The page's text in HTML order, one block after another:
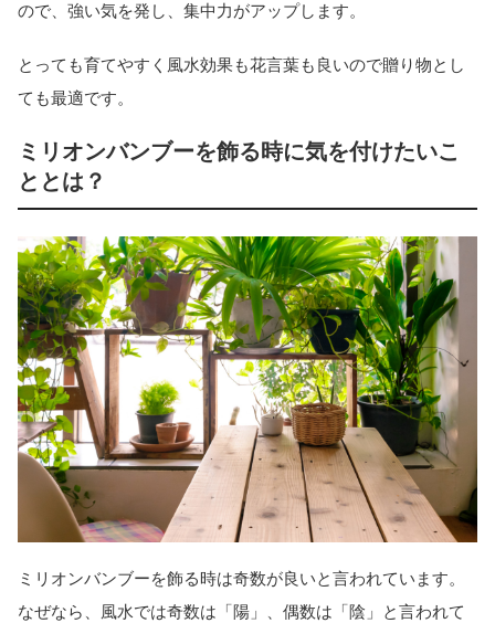
ので、強い気を発し、集中力がアップします。
とっても育てやすく風水効果も花言葉も良いので贈り物とし
ても最適です。
ミリオンバンブーを飾る時に気を付けたいこ
ととは？
ミリオンバンブーを飾る時は奇数が良いと言われています。
なぜなら、風水では奇数は「陽」、偶数は「陰」と言われて